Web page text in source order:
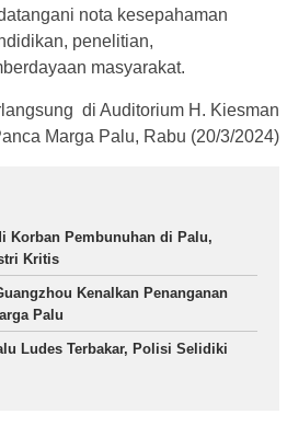
nota kesepahaman
penelitian,
masyarakat.
di Auditorium H. Kiesman
Marga Palu, Rabu (20/3/2024)
Korban Pembunuhan di Palu,
Kritis
Kenalkan Penanganan
Palu
Ludes Terbakar, Polisi Selidiki